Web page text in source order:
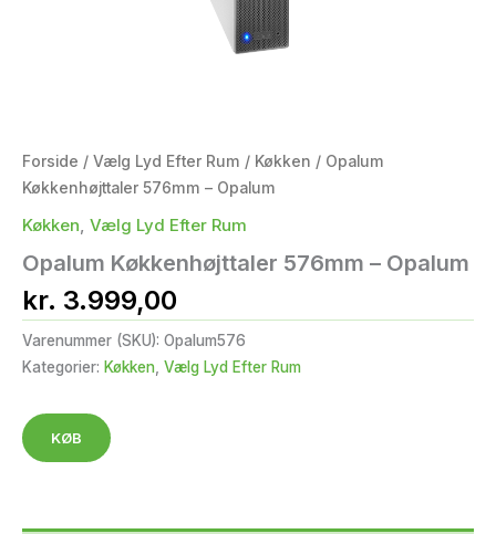
Forside / Vælg Lyd Efter Rum / Køkken / Opalum
Køkkenhøjttaler 576mm – Opalum
Køkken Vælg Lyd Efter Rum
Opalum Køkkenhøjttaler 576mm – Opalum
kr. 3.999,00
Varenummer (SKU): Opalum576
Kategorier: Køkken, Vælg Lyd Efter Rum
KØB